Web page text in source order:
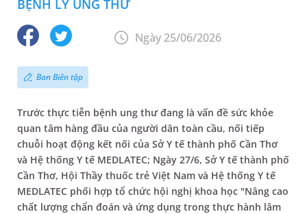
BỆNH LÝ UNG THƯ
Ngày 25/06/2026
Ban Biên tập
Trước thực tiễn bệnh ung thư đang là vấn đề sức khỏe
quan tâm hàng đầu của người dân toàn cầu, nối tiếp
chuỗi hoạt động kết nối của Sở Y tế thành phố Cần Thơ
và Hệ thống Y tế MEDLATEC; Ngày 27/6, Sở Y tế thành phố
Cần Thơ, Hội Thầy thuốc trẻ Việt Nam và Hệ thống Y tế
MEDLATEC phối hợp tổ chức hội nghị khoa học "Nâng cao
chất lượng chẩn đoán và ứng dụng trong thực hành lâm